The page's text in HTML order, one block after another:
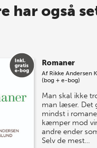
til 70% til
lagersalg, så sæt kryds i
10. j…
har også
Romaner
Af Rikke Andersen
(bog + e-bog)
Man skal ikke
man læser. Det
mindst i
kæmper mod
andre ender
Selv de mest…